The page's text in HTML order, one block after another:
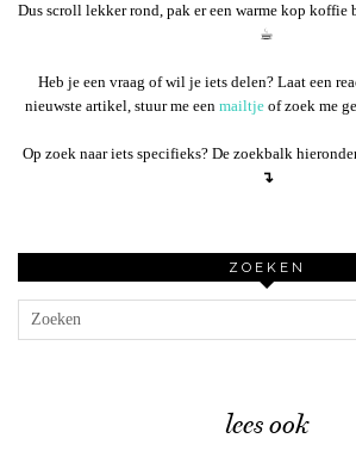
Dus scroll lekker rond, pak er een warme kop
☕︎
Heb je een vraag of wil je iets delen? Laat een
nieuwste artikel, stuur me een mailtje of zoek me
Op zoek naar iets specifieks? De zoekbalk
↴
ZOEKEN
lees ook